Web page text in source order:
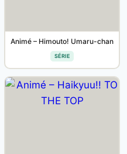
Animé – Himouto! Umaru-chan
SÉRIE